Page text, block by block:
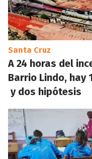
Santa Cruz
A 24 horas del
Barrio Lindo, hay
y dos hipótesis